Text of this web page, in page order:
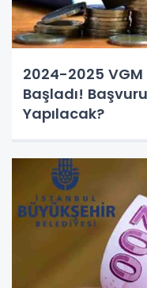
2024-2025 VGM
Başladı!
Yapılacak?